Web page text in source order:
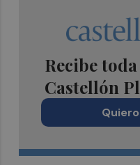
Recibe
Castellón